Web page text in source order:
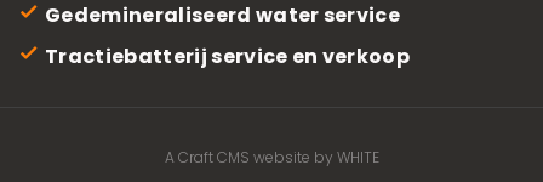
Gedemineraliseerd water service
Tractiebatterij service en verkoop
A Craft CMS website by WHITE